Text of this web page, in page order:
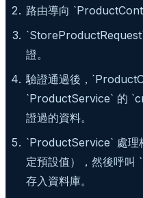
路由導向
證。
驗證通過後，
`ProductService` 的
證過的資料。
`ProductService` 處理
定預設值），然後呼
存入資料庫。